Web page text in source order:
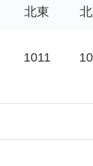
北東
1011